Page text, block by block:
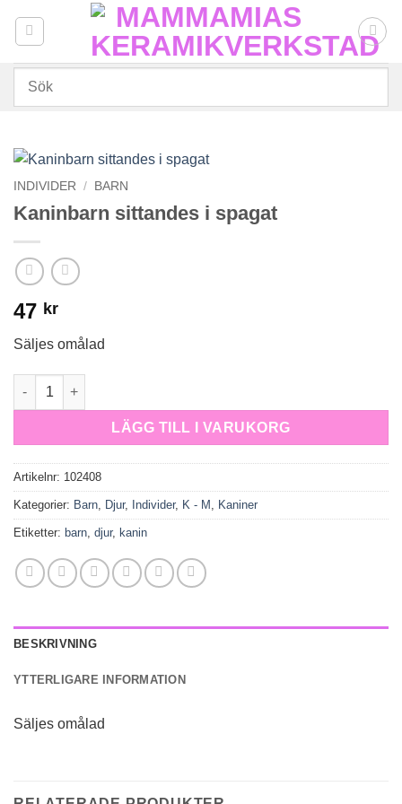
INDIVIDER / BARN
Kaninbarn sittandes i spagat
47 kr
Säljes omålad
Kaninbarn sittandes i spagat mängd
LÄGG TILL I VARUKORG
Artikelnr: 102408
Kategorier: Barn, Djur, Individer, K - M , Kaniner
Etiketter: barn, djur, kanin
BESKRIVNING
YTTERLIGARE INFORMATION
Säljes omålad